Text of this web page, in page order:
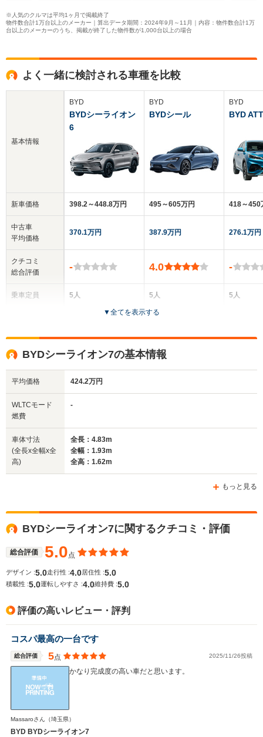
※人気のクルマは平均1ヶ月で掲載終了
物件数合計1万台以上のメーカー｜算出データ期間：2024年9月～11月｜内容：物件数合計1万
台以上のメーカーのうち、掲載が終了した物件数が1,000台以上の場合
よく一緒に検討される車種を比較
基本情報
新車価格
中古車
平均価格
クチコミ
総合評価
乗車定員
サイズ
(全長x全幅x全高)
WLTCモード
燃費
BYD
BYDシーライオン
6
398.2～448.8万円
370.1万円
-
5人
1.67m
22.4km/L
└市街地:26.4km/L
└郊外:22.8km/L
└高速道路:20.8km/L
BYD
BYDシール
495～605万円
387.9万円
4.0
5人
4ドア
BYD
BYD
418～450
276.1万円
-
5人
▼全てを表示する
BYDシーライオン7の基本情報
平均価格 424.2万円
WLTCモード
燃費
-
車体寸法
(全長x全幅x全
高)
全長：4.83m
全幅：1.93m
全高：1.62m
もっと見る
BYDシーライオン7に関するクチコミ・評価
総合評価 5.0点
デザイン :5.0走行性 :4.0居住性 :5.0
積載性 :5.0運転しやすさ :4.0維持費 :5.0
評価の高いレビュー・評判
コスパ最高の一台です
総合評価 5点 2025/11/26投稿
かなり完成度の高い車だと思います。
Massaroさん （埼玉県）
BYD BYDシーライオン7